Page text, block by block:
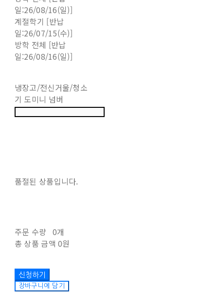
일:26/08/16(일)]
계절학기 [반납
일:26/07/15(수)]
방학 전체 [반납
일:26/08/16(일)]
냉장고/전신거울/청소
기 도미니 넘버
품절된 상품입니다.
주문 수량 0개
총 상품 금액 0원
장바구니에 담기